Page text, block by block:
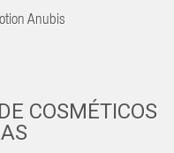
Anubis
COSMÉTICOS